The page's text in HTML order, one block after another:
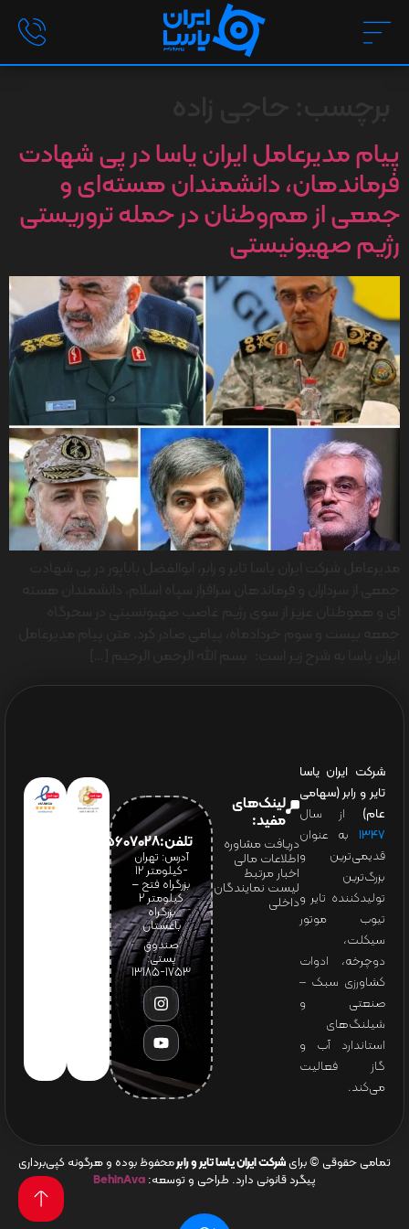
پیام مدیرعامل ایران یاسا در پی شهادت
فرماندهان، دانشمندان هسته‌ای و
جمعی از هم‌وطنان در حمله تروریستی
رژیم صهیونیستی
شرکت ایران یاسا
تایر و رابر (سهامی
عام) از سال
۱۳۴۷ به عنوان
قدیمی‌ترین و
بزرگ‌ترین
تولیدکننده تایر و
تیوب موتور
سیکلت،
دوچرخه، ادوات
کشاورزی سبک –
صنعتی و
شیلنگ‌های
استاندارد آب و
گاز فعالیت
می‌کند.
لینک‌های
مفید:
دریافت مشاوره
اطلاعات مالی
اخبار مرتبط
لیست نمایندگان
داخلی
تلفن:65607028(021)
آدرس: تهران
-کیلومتر 12
بزرگراه فتح –
کیلومتر ۲
بزرگراه
باغستان
صندوق
پستی:
1753-13185
تمامی حقوقی © برای شرکت ایران یاسا تایر و رابرمحفوظ بوده و هرگونه کپی‌برداری
پیگرد قانونی دارد. طراحی و توسعه: BehinAva